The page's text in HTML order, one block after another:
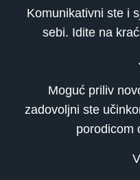
Komunikativni ste i
sebi. Idite na
Moguć priliv
zadovoljni ste
porodicom